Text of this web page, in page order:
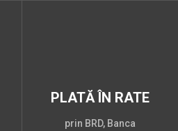
PLATĂ ÎN RATE
prin BRD, Banca